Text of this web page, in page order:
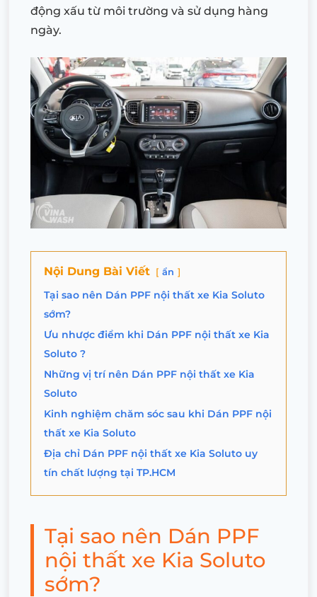
động xấu từ môi trường và sử dụng hàng
ngày.
Nội Dung Bài Viết ẩn
Tại sao nên Dán PPF nội thất xe Kia Soluto
sớm?
Ưu nhược điểm khi Dán PPF nội thất xe Kia
Soluto ?
Những vị trí nên Dán PPF nội thất xe Kia
Soluto
Kinh nghiệm chăm sóc sau khi Dán PPF nội
thất xe Kia Soluto
Địa chỉ Dán PPF nội thất xe Kia Soluto uy
tín chất lượng tại TP.HCM
Tại sao nên Dán PPF
nội thất xe Kia Soluto
sớm?